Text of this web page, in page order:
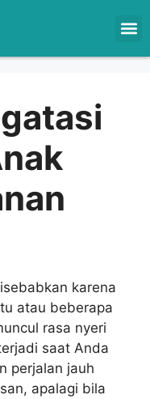
karena
atau beberapa
rasa nyeri
saat Anda
perjalan jauh
apalagi bila